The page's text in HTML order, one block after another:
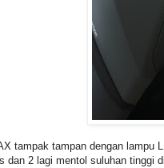
tampak tampan dengan lampu
dan 2 lagi mentol suluhan tinggi